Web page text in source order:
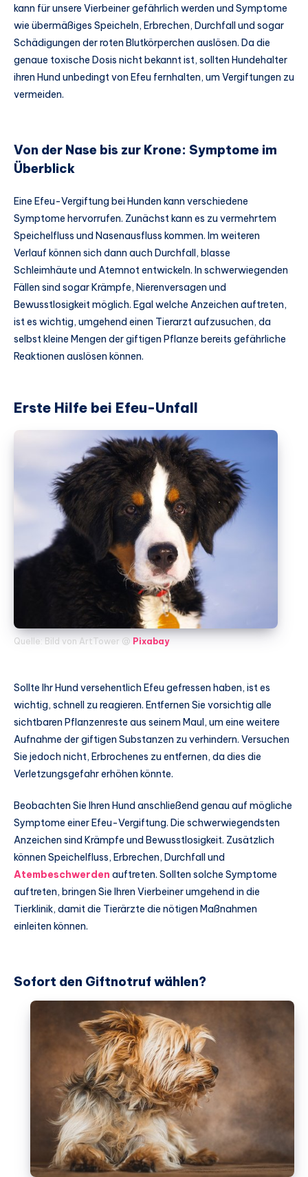
kann für unsere Vierbeiner gefährlich werden und Symptome
wie übermäßiges Speicheln, Erbrechen, Durchfall und sogar
Schädigungen der roten Blutkörperchen auslösen. Da die
genaue toxische Dosis nicht bekannt ist, sollten Hundehalter
ihren Hund unbedingt von Efeu fernhalten, um Vergiftungen zu
vermeiden.
Von der Nase bis zur Krone: Symptome im
Überblick
Eine Efeu-Vergiftung bei Hunden kann verschiedene
Symptome hervorrufen. Zunächst kann es zu vermehrtem
Speichelfluss und Nasenausfluss kommen. Im weiteren
Verlauf können sich dann auch Durchfall, blasse
Schleimhäute und Atemnot entwickeln. In schwerwiegenden
Fällen sind sogar Krämpfe, Nierenversagen und
Bewusstlosigkeit möglich. Egal welche Anzeichen auftreten,
ist es wichtig, umgehend einen Tierarzt aufzusuchen, da
selbst kleine Mengen der giftigen Pflanze bereits gefährliche
Reaktionen auslösen können.
Erste Hilfe bei Efeu-Unfall
Quelle: Bild von ArtTower @ Pixabay
Sollte Ihr Hund versehentlich Efeu gefressen haben, ist es
wichtig, schnell zu reagieren. Entfernen Sie vorsichtig alle
sichtbaren Pflanzenreste aus seinem Maul, um eine weitere
Aufnahme der giftigen Substanzen zu verhindern. Versuchen
Sie jedoch nicht, Erbrochenes zu entfernen, da dies die
Verletzungsgefahr erhöhen könnte.
Beobachten Sie Ihren Hund anschließend genau auf mögliche
Symptome einer Efeu-Vergiftung. Die schwerwiegendsten
Anzeichen sind Krämpfe und Bewusstlosigkeit. Zusätzlich
können Speichelfluss, Erbrechen, Durchfall und
Atembeschwerden auftreten. Sollten solche Symptome
auftreten, bringen Sie Ihren Vierbeiner umgehend in die
Tierklinik, damit die Tierärzte die nötigen Maßnahmen
einleiten können.
Sofort den Giftnotruf wählen?